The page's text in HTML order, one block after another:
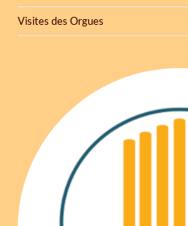
Visites des Orgues